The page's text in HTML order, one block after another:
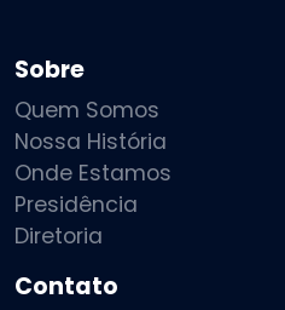
Sobre
Quem Somos
Nossa História
Onde Estamos
Presidência
Diretoria
Contato